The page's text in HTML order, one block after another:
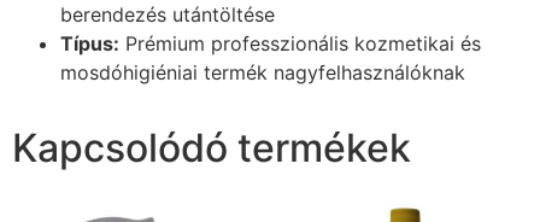
berendezés utántöltése
Típus: Prémium professzionális kozmetikai és
mosdóhigiéniai termék nagyfelhasználóknak
Kapcsolódó termékek